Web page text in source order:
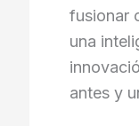
fusionar
una
antes y